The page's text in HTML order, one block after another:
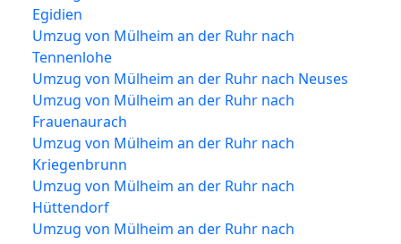
Egidien
Umzug von Mülheim an der Ruhr nach
Tennenlohe
Umzug von Mülheim an der Ruhr nach Neuses
Umzug von Mülheim an der Ruhr nach
Frauenaurach
Umzug von Mülheim an der Ruhr nach
Kriegenbrunn
Umzug von Mülheim an der Ruhr nach
Hüttendorf
Umzug von Mülheim an der Ruhr nach